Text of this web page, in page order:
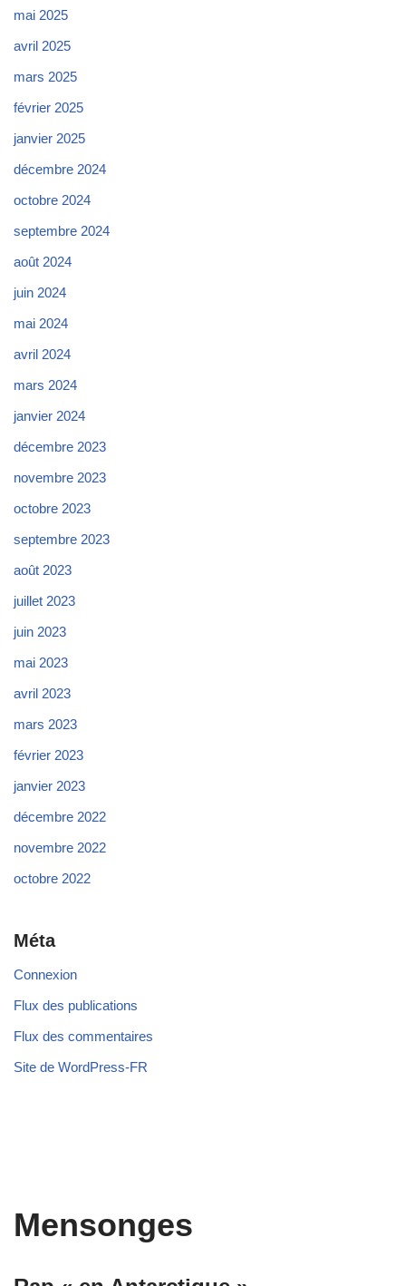
mai 2025
avril 2025
mars 2025
février 2025
janvier 2025
décembre 2024
octobre 2024
septembre 2024
août 2024
juin 2024
mai 2024
avril 2024
mars 2024
janvier 2024
décembre 2023
novembre 2023
octobre 2023
septembre 2023
août 2023
juillet 2023
juin 2023
mai 2023
avril 2023
mars 2023
février 2023
janvier 2023
décembre 2022
novembre 2022
octobre 2022
Méta
Connexion
Flux des publications
Flux des commentaires
Site de WordPress-FR
Mensonges